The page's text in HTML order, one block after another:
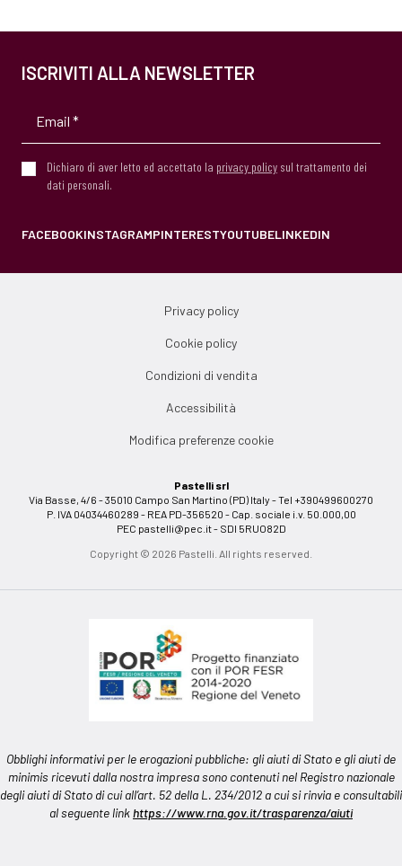
ISCRIVITI ALLA NEWSLETTER
Dichiaro di aver letto ed accettato la privacy policy sul trattamento dei
dati personali.
FACEBOOKINSTAGRAMPINTERESTYOUTUBELINKEDIN
Privacy policy
Cookie policy
Condizioni di vendita
Accessibilità
Modifica preferenze cookie
Pastelli srl
Via Basse, 4/6 - 35010 Campo San Martino (PD) Italy - Tel +390499600270
P. IVA 04034460289 - REA PD-356520 - Cap. sociale i.v. 50.000,00
PEC pastelli@pec.it- SDI 5RUO82D
Copyright © 2026 Pastelli. All rights reserved.
Obblighi informativi per le erogazioni pubbliche: gli aiuti di Stato e gli aiuti de
minimis ricevuti dalla nostra impresa sono contenuti nel Registro nazionale
degli aiuti di Stato di cui all’art. 52 della L. 234/2012 a cui si rinvia e consultabili
al seguente linkhttps://www.rna.gov.it/trasparenza/aiuti